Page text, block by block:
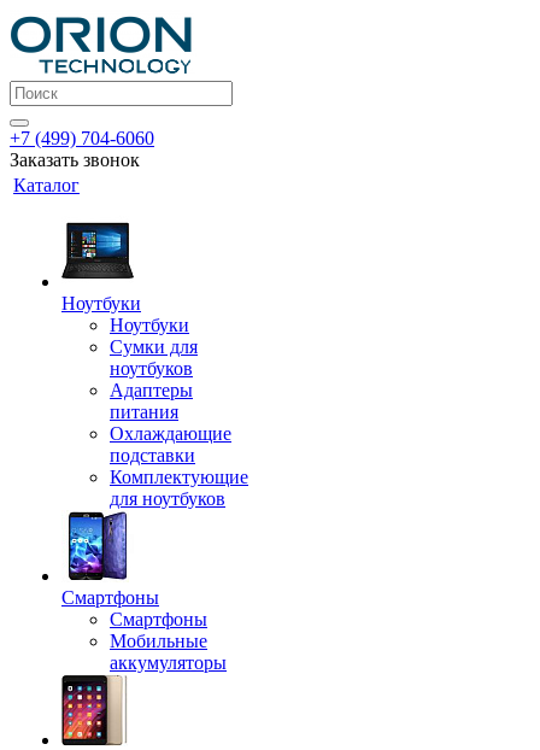
+7 (499) 704-6060
Заказать звонок
Каталог
Ноутбуки
Ноутбуки
Сумки для
ноутбуков
Адаптеры
питания
Охлаждающие
подставки
Комплектующие
для ноутбуков
Смартфоны
Смартфоны
Мобильные
аккумуляторы